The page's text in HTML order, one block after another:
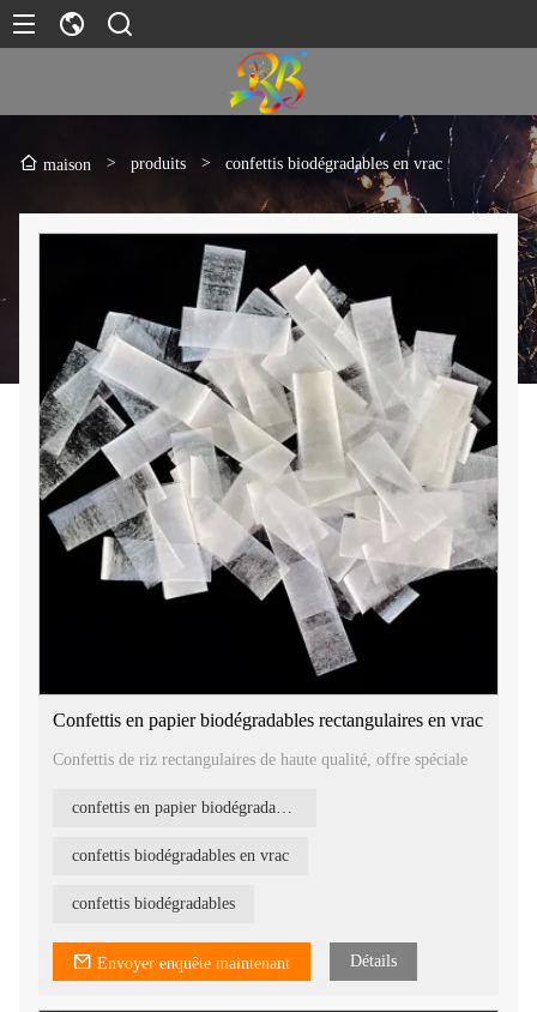
maison > produits > confettis biodégradables en vrac
Confettis en papier biodégradables rectangulaires en vrac
Confettis de riz rectangulaires de haute qualité, offre spéciale
confettis en papier biodégradables
confettis biodégradables en vrac
confettis biodégradables
Envoyer enquête maintenant Détails